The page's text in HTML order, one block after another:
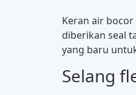
Keran air
diberikan seal
yang baru
Selang